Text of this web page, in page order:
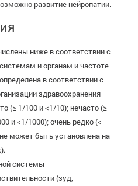
развитие нейропатии.
ниже в соответствии с
и органам и частоте
в соответствии с
здравоохранения
(≥ 1/100 и <1/10); нечасто (≥
и <1/1000); очень редко (<
может быть установлена на
системы
(зуд,